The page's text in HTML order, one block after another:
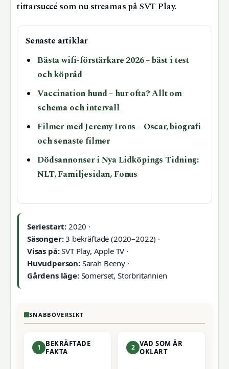
tittarsuccé som nu streamas på SVT Play.
Senaste artiklar
Bästa wifi-förstärkare 2026 – bäst i test
och köpråd
Vaccination hund – hur ofta? Allt om
schema och intervall
Filmer med Jeremy Irons – Oscar, biografi
och senaste filmer
Dödsannonser i Nya Lidköpings Tidning:
NLT, Familjesidan, Fonus
Seriestart: 2020 ·
Säsonger:3 bekräftade (2020–2022) ·
Visas på:SVT Play, Apple TV ·
Huvudperson:Sarah Beeny ·
Gårdens läge:Somerset, Storbritannien
SNABBÖVERSIKT
1
BEKRÄFTADE
FAKTA
2 VAD SOM ÄR
OKLART